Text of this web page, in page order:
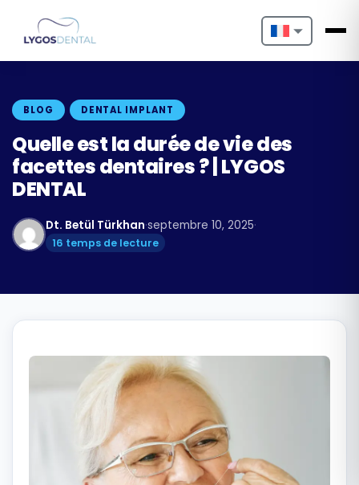
Nederlands
Français
Deutsch
Italiano
Български
BLOG DENTAL IMPLANT
Quelle est la durée de vie des
facettes dentaires ? | LYGOS
DENTAL
Dt. Betül Türkhan·septembre 10, 2025·
16 temps de lecture